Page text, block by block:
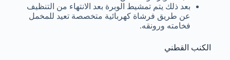
بعد ذلك يتم تمشيط الوبرة بعد الانتهاء من التنظيف
عن طريق فرشاة كهربائية متخصصة تعيد للمخمل
فخامته ورونقه.
الكنب القطني